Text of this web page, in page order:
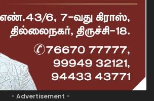
- Advertisement -